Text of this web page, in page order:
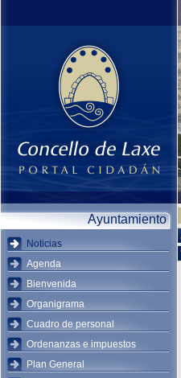
Ayuntamiento
Noticias
Agenda
Bienvenida
Organigrama
Cuadro de personal
Ordenanzas e impuestos
Plan General